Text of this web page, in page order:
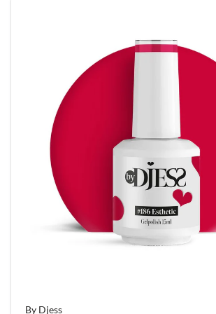
By Djess Gel Polish is verkrijgbaar
, zodat er altijd een passende
een enthousiast thuisklant bent of
professional die dagelijks veel
Conclusie
Met By Djess Gel Polish kies je
hypoallergene en kwalitatieve
sterke pigmentatie, het
en de huidvriendelijke formule is
voor iedereen die mooie nagels wil
concessies te doen aan
By Djess